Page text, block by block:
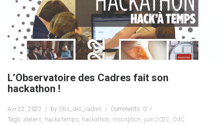
L’Observatoire des Cadres fait son
hackathon !
Avr 22, 2022 by Obs_des_cadres
Comments: 0
Tags: ateliers, hacka'temps, hackathon, inscription, juin 2022 , OdC